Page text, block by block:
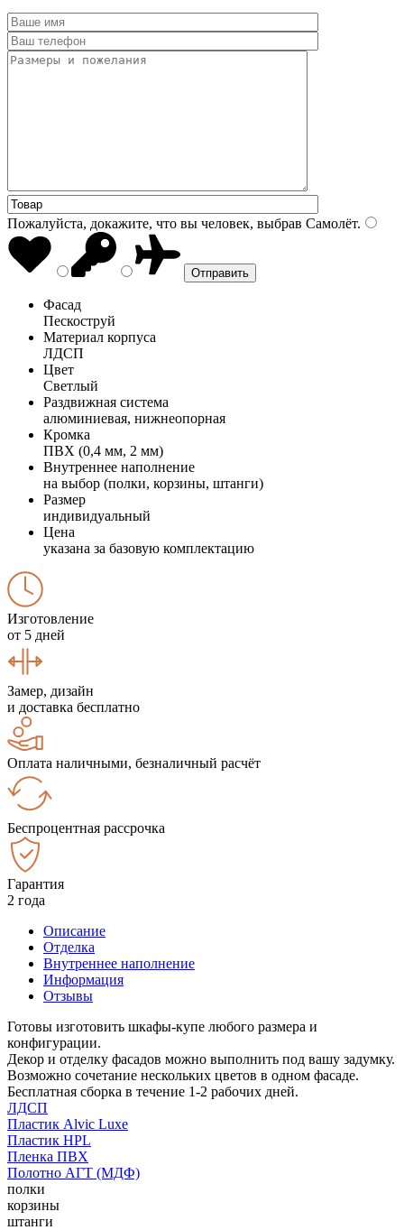
Пожалуйста, докажите, что вы человек, выбрав Самолёт.
Фасад
Пескоструй
Материал корпуса
ЛДСП
Цвет
Светлый
Раздвижная система
алюминиевая, нижнеопорная
Кромка
ПВХ (0,4 мм, 2 мм)
Внутреннее наполнение
на выбор (полки, корзины, штанги)
Размер
индивидуальный
Цена
указана за базовую комплектацию
Изготовление
от 5 дней
Замер, дизайн
и доставка бесплатно
Оплата наличными, безналичный расчёт
Беспроцентная рассрочка
Гарантия
2 года
Описание
Отделка
Внутреннее наполнение
Информация
Отзывы
Готовы изготовить шкафы-купе любого размера и
конфигурации.
Декор и отделку фасадов можно выполнить под вашу задумку.
Возможно сочетание нескольких цветов в одном фасаде.
Бесплатная сборка в течение 1-2 рабочих дней.
ЛДСП
Пластик Alvic Luxe
Пластик HPL
Пленка ПВХ
Полотно АГТ (МДФ)
полки
корзины
штанги